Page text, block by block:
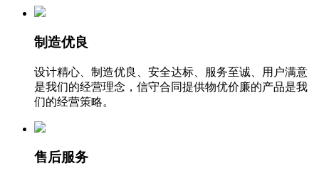
制造优良
设计精心、制造优良、安全达标、服务至诚、用户满意
是我们的经营理念，信守合同提供物优价廉的产品是我
们的经营策略。
售后服务